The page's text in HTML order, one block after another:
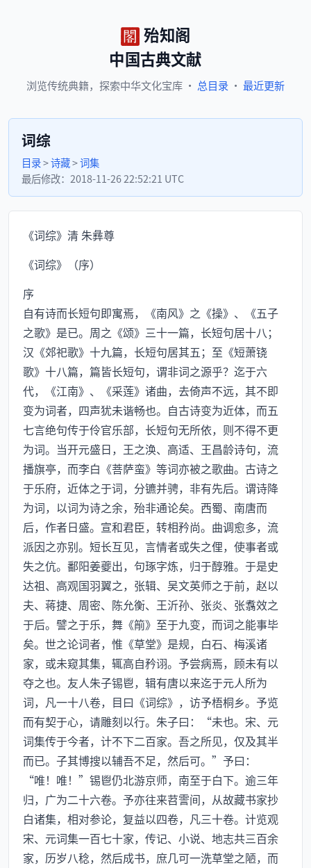
殆知阁
中国古典文献
浏览传统典籍， 探索中华文化宝库 · 总目录 · 最近更新
词综
目录>诗藏>词集
最后修改： 2018-11-26 22:52:21 UTC
《词综》清 朱彝尊
《词综》（序）
序
自有诗而长短句即寓焉，《南风》之《操》、《五子
之歌》是已。周之《颂》三十一篇，长短句居十八；
汉《郊祀歌》十九篇，长短句居其五；至《短萧铙
歌》十八篇，篇皆长短句，谓非词之源乎？迄于六
代，《江南》、《采莲》诸曲，去倚声不远，其不即
变为词者，四声犹未谐畅也。自古诗变为近体，而五
七言绝句传于伶官乐部，长短句无所依，则不得不更
为词。当开元盛日，王之涣、高适、王昌龄诗句，流
播旗亭，而李白《菩萨蛮》等词亦被之歌曲。古诗之
于乐府，近体之于词，分镳并骋，非有先后。谓诗降
为词，以词为诗之余，殆非通论矣。西蜀、南唐而
后，作者日盛。宣和君臣，转相矜尚。曲调愈多，流
派因之亦别。短长互见，言情者或失之俚，使事者或
失之伉。鄱阳姜夔出，句琢字炼，归于醇雅。于是史
达祖、高观国羽翼之，张辑、吴文英师之于前，赵以
夫、蒋捷、周密、陈允衡、王沂孙、张炎、张翥效之
于后。譬之于乐，舞《箾》至于九变，而词之能事毕
矣。世之论词者，惟《草堂》是规，白石、梅溪诸
家，或未窥其集，辄高自矜诩。予尝病焉，顾未有以
夺之也。友人朱子锡鬯，辑有唐以来迄于元人所为
词，凡一十八卷，目曰《词综》，访予梧桐乡。予览
而有契于心，请雕刻以行。朱子曰：“未也。宋、元
词集传于今者，计不下二百家。吾之所见，仅及其半
而已。子其博搜以辅吾不足，然后可。”予曰：
“唯！唯！”锡鬯仍北游京师，南至于白下。逾三年
归，广为二十六卷。予亦往来苕霅间，从故藏书家抄
白诸集，相对参论，复益以四卷，凡三十卷。计览观
宋、元词集一百七十家，传记、小说、地志共三百余
家，历岁八稔，然后成书，庶几可一洗草堂之陋，而